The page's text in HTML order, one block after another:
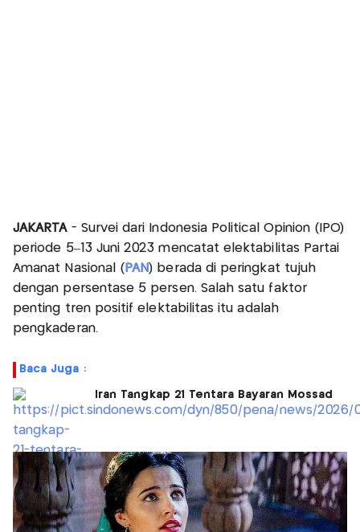
JAKARTA- Survei dari Indonesia Political Opinion (IPO)
periode 5–13 Juni 2023 mencatat elektabilitas Partai
Amanat Nasional ( PAN ) berada di peringkat tujuh
dengan persentase 5 persen. Salah satu faktor
penting tren positif elektabilitas itu adalah
pengkaderan.
Baca Juga :
Iran Tangkap 21 Tentara Bayaran Mossad